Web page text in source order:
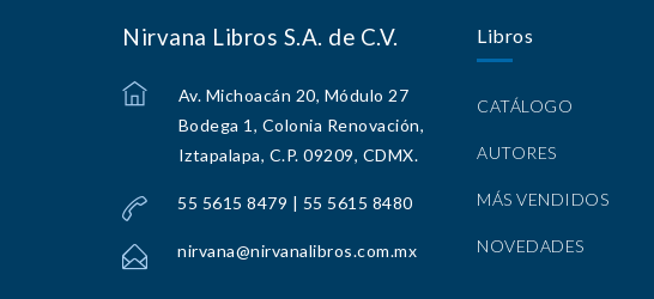
Nirvana Libros S.A. de C.V.
Av. Michoacán 20, Módulo 27
Bodega 1, Colonia Renovación,
Iztapalapa, C.P. 09209, CDMX.
55 5615 8479 | 55 5615 8480
nirvana@nirvanalibros.com.mx
Libros
CATÁLOGO
AUTORES
MÁS VENDIDOS
NOVEDADES